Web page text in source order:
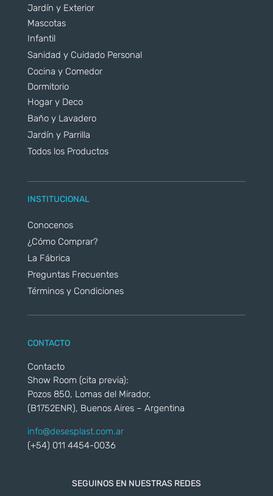
Jardín y Exterior
Mascotas
Infantil
Sanidad y Cuidado Personal
Cocina y Comedor
Dormitorio
Hogar y Deco
Baño y Lavadero
Jardín y Parrilla
Todos los Productos
INSTITUCIONAL
Conocenos
¿Cómo Comprar?
La Fábrica
Preguntas Frecuentes
Términos y Condiciones
CONTACTO
Contacto
Show Room (cita previa):
Pozos 850, Lomas del Mirador,
(B1752ENR), Buenos Aires – Argentina
info@desesplast.com.ar
(+54) 011 4454-0036
SEGUINOS EN NUESTRAS REDES